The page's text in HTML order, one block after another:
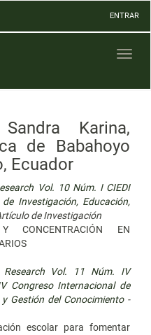
ENTRAR
Karina,
de Babahoyo
Ecuador
Vol. 10 Núm. I CIEDI
Investigación, Educación,
de Investigación
CONCENTRACIÓN EN
Vol. 11 Núm. IV
Congreso Internacional de
Gestión del Conocimiento-
escolar para fomentar